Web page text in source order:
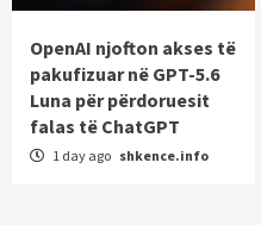
OpenAI njofton akses të
pakufizuar në GPT-5.6
Luna për përdoruesit
falas të ChatGPT
1 day ago shkence.info